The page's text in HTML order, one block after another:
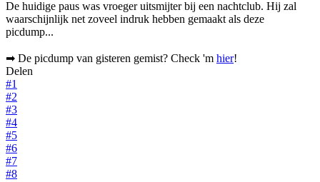
De huidige paus was vroeger uitsmijter bij een nachtclub. Hij zal
waarschijnlijk net zoveel indruk hebben gemaakt als deze
picdump...
➡ De picdump van gisteren gemist? Check 'm hier!
Delen
#1
#2
#3
#4
#5
#6
#7
#8